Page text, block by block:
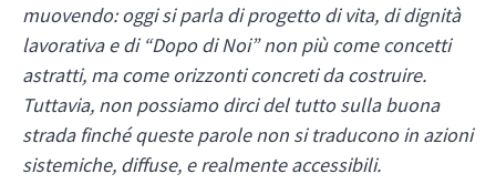
muovendo: oggi si parla di progetto di vita, di dignità
lavorativa e di “Dopo di Noi” non più come concetti
astratti, ma come orizzonti concreti da costruire.
Tuttavia, non possiamo dirci del tutto sulla buona
strada finché queste parole non si traducono in azioni
sistemiche, diffuse, e realmente accessibili.